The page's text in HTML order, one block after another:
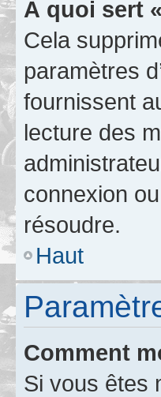
À quoi sert
Cela
paramètres
fournissent
lecture des
connexion
résoudre.
Haut
Comment
Si vous êtes